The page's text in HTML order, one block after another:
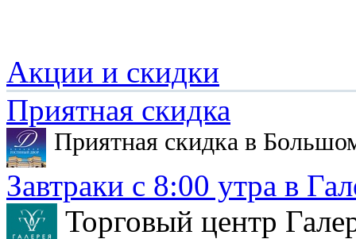
Акции и скидки
Приятная скидка
Приятная скидка в
Завтраки с 8:00 утра в
Торговый центр